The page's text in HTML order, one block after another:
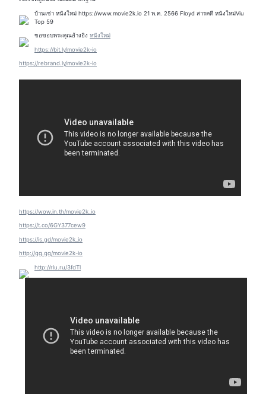
บ้านเช่า หนังใหม่ https://www.movie2k.io 21 พ.ค. 2566 Floyd สารคดี หนังใหม่Viu
Top 59
ขอขอบพระคุณอ้างอิง หนังใหม่
https://bit.ly/movie2k-io
https://rebrand.ly/movie2k-io
https://wow.in.th/movie2k_io
https://t.co/6GY377cew9
https://is.gd/movie2k_io
http://gg.gg/movie2k-io
http://rlu.ru/3fdTl